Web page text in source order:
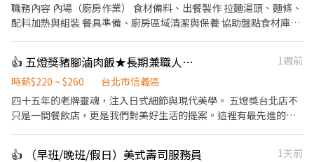
職務內容 內場（廚房作業） 食材備料、出餐製作 拉麵湯頭、麵條、
配料加熱與組裝 餐具準備、廚房區域清潔與保養 協助盤點食材庫存
款待服務文化。 上班時間 A班 11 ：00 - 16 ：00 B班 18：00 - 23：
00 C班 23：00 - 02：30 （每週給班至少3日唷） 1. 熱鬧市中心地帶
2. 捷運站 好近好便利 3. 面試倘若通過 可立即安排上工 面試地點：
台北市中正區臨沂街3巷1號 網站參考： https://chikumo-
於面試時詳細說明 ◎請赴約面試者，攜帶履歷供主管當場審閱
👍 五燈獎豬腳滷肉飯★長期兼職人員【多門市擴大徵才中】
1週前
時薪$220 ~ $260
台北市信義區
​四十五年的老牌靈魂，注入日式細節與現代美學。 五燈獎台北店不
只是一間餐飲店，更是我們對美好生活的提案。這裡有最先進的自
康店】 與 【信義店】，7/1 我們正式進駐「台北 101」！ ​極致乾淨
👍 （早班/晚班/假日）美式壽司服務員 1天前